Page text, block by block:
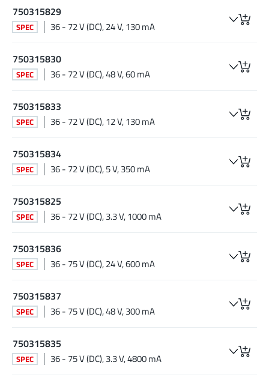
750315829
SPEC 36 - 72 V (DC), 24 V, 130 mA
750315830
SPEC 36 - 72 V (DC), 48 V, 60 mA
750315833
SPEC 36 - 72 V (DC), 12 V, 130 mA
750315834
SPEC 36 - 72 V (DC), 5 V, 350 mA
750315825
SPEC 36 - 72 V (DC), 3.3 V, 1000 mA
750315836
SPEC 36 - 75 V (DC), 24 V, 600 mA
750315837
SPEC 36 - 75 V (DC), 48 V, 300 mA
750315835
SPEC 36 - 75 V (DC), 3.3 V, 4800 mA